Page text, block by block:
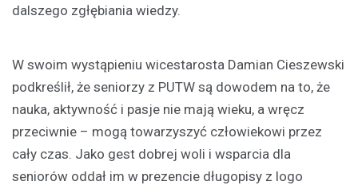
dalszego zgłębiania wiedzy.
W swoim wystąpieniu wicestarosta Damian Cieszewski
podkreślił, że seniorzy z PUTW są dowodem na to, że
nauka, aktywność i pasje nie mają wieku, a wręcz
przeciwnie – mogą towarzyszyć człowiekowi przez
cały czas. Jako gest dobrej woli i wsparcia dla
seniorów oddał im w prezencie długopisy z logo